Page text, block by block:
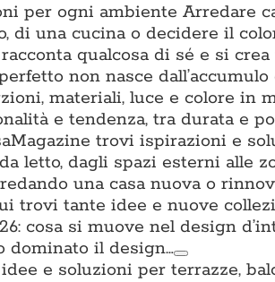
per ogni ambiente Arredare
di una cucina o decidere il
qualcosa di sé e si
non nasce
materiali, luce e colore in
e tendenza, tra durata e
trovi ispirazioni e
letto, dagli spazi esterni alle
una casa nuova o
trovi tante idee e nuove
cosa si muove nel design
dominato il design…
e soluzioni per terrazze,